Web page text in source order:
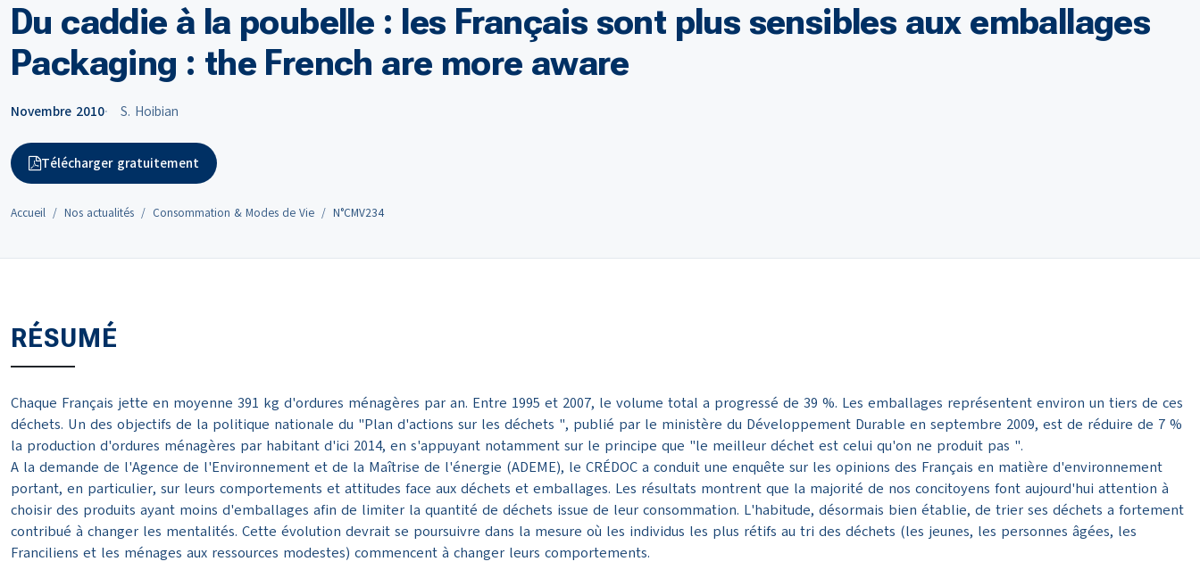
Du caddie à la poubelle : les Français sont plus sensibles aux emballages
Packaging : the French are more aware
Novembre 2010 S. Hoibian
Télécharger gratuitement
Accueil Nos actualités Consommation & Modes de Vie N°CMV234
RÉSUMÉ
Chaque Français jette en moyenne 391 kg d'ordures ménagères par an. Entre 1995 et 2007, le volume total a progressé de 39 %. Les emballages représentent environ un tiers de ces
déchets. Un des objectifs de la politique nationale du "Plan d'actions sur les déchets ", publié par le ministère du Développement Durable en septembre 2009, est de réduire de 7 %
la production d'ordures ménagères par habitant d'ici 2014, en s'appuyant notamment sur le principe que "le meilleur déchet est celui qu'on ne produit pas ".
A la demande de l'Agence de l'Environnement et de la Maîtrise de l'énergie (ADEME), le CRÉDOC a conduit une enquête sur les opinions des Français en matière d'environnement
portant, en particulier, sur leurs comportements et attitudes face aux déchets et emballages. Les résultats montrent que la majorité de nos concitoyens font aujourd'hui attention à
choisir des produits ayant moins d'emballages afin de limiter la quantité de déchets issue de leur consommation. L'habitude, désormais bien établie, de trier ses déchets a fortement
contribué à changer les mentalités. Cette évolution devrait se poursuivre dans la mesure où les individus les plus rétifs au tri des déchets (les jeunes, les personnes âgées, les
Franciliens et les ménages aux ressources modestes) commencent à changer leurs comportements.